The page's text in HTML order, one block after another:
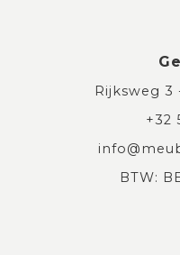
Rijksweg 3
+32
BTW: